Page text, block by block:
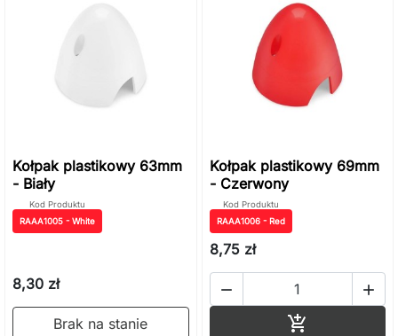
Kołpak plastikowy 63mm
- Biały
Kod Produktu
RAAA1005 - White
8,30 zł
Brak na stanie
Kołpak plastikowy 69mm
- Czerwony
Kod Produktu
RAAA1006 - Red
8,75 zł
 
